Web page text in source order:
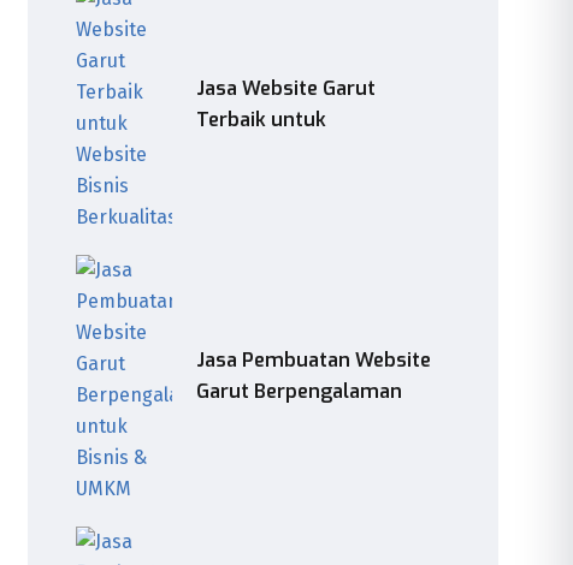
Jasa Website Garut
Terbaik untuk
Jasa Pembuatan Website
Garut Berpengalaman